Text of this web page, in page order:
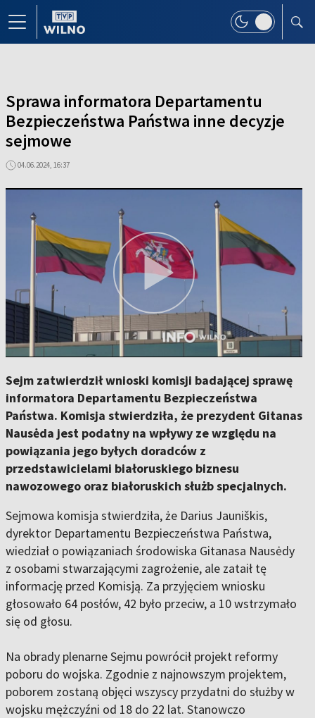
Sprawa informatora Departamentu
Bezpieczeństwa Państwa inne decyzje
sejmowe
04.06.2024, 16:37
Sejm zatwierdził wnioski komisji badającej sprawę
informatora Departamentu Bezpieczeństwa
Państwa. Komisja stwierdziła, że prezydent Gitanas
Nausėda jest podatny na wpływy ze względu na
powiązania jego byłych doradców z
przedstawicielami białoruskiego biznesu
nawozowego oraz białoruskich służb specjalnych.
Sejmowa komisja stwierdziła, że Darius Jauniškis,
dyrektor Departamentu Bezpieczeństwa Państwa,
wiedział o powiązaniach środowiska Gitanasa Nausėdy
z osobami stwarzającymi zagrożenie, ale zataił tę
informację przed Komisją. Za przyjęciem wniosku
głosowało 64 posłów, 42 było przeciw, a 10 wstrzymało
się od głosu.
Na obrady plenarne Sejmu powrócił projekt reformy
poboru do wojska. Zgodnie z najnowszym projektem,
poborem zostaną objęci wszyscy przydatni do służby w
wojsku mężczyźni od 18 do 22 lat. Stanowczo